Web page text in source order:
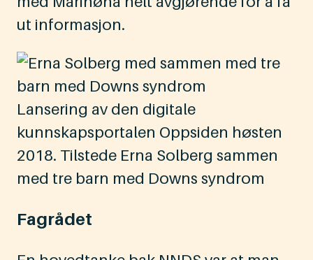
ut informasjon.
Lansering av den digitale
kunnskapsportalen Oppsiden høsten
2018. Tilstede Erna Solberg sammen
med tre barn med Downs syndrom
Fagrådet